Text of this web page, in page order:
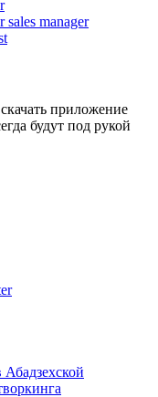
sales manager
приложение
будут под рукой